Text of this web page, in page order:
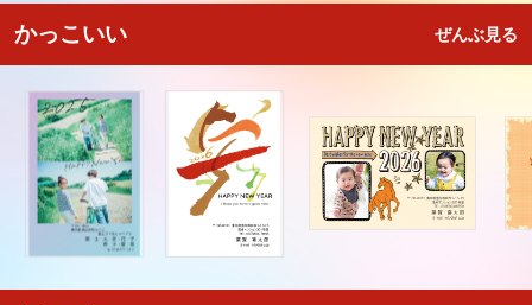
かっこいい ぜんぶ見る